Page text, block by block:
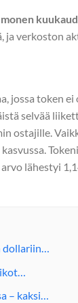
verkoston
jossa token
selvää
ostajille.
lähestyi
dollariin…
– kaksi…